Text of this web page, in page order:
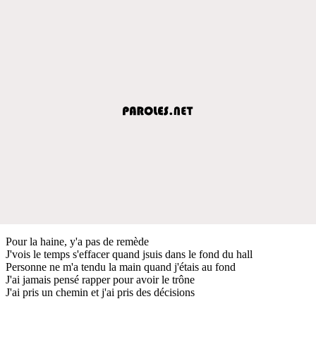
Pour la haine, y'a pas de remède
J'vois le temps s'effacer quand jsuis dans le fond du hall
Personne ne m'a tendu la main quand j'étais au fond
J'ai jamais pensé rapper pour avoir le trône
J'ai pris un chemin et j'ai pris des décisions